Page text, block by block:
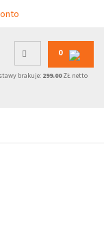
0
brakuje: 299.00ZŁ netto